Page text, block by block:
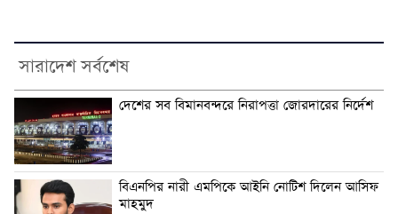
সারাদেশ সর্বশেষ
দেশের সব বিমানবন্দরে নিরাপত্তা জোরদারের নির্দেশ
বিএনপির নারী এমপিকে আইনি নোটিশ দিলেন আসিফ
মাহমুদ